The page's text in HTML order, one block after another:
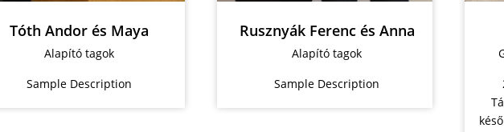
Rusznyák Ferenc és Anna
Alapító tagok
Sample Description
Rusznyák Anna
Gyermek- és ifjúsági misszió
2015 óta szolgálok a Mágor